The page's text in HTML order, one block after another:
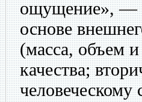
ощущение», —
основе
(масса, объем
качества;
человеческому